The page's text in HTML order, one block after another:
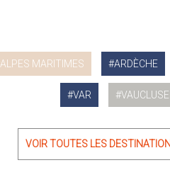
ALPES MARITIMES ARDÈCHE
VAR VAUCLUSE
VOIR TOUTES LES